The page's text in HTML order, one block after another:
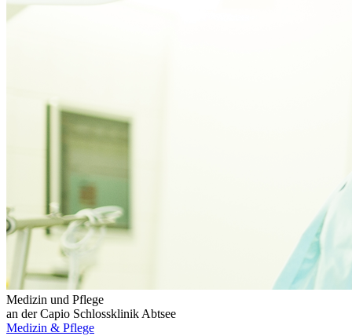
Medizin und Pflege
an der Capio Schlossklinik Abtsee
Medizin & Pflege